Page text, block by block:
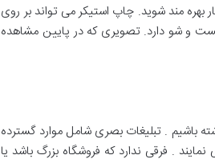
بهره مند شوید. چاپ استیکر می تواند بر روی
و شو دارد. تصویری که در پایین مشاهده
باشیم . تبلیغات بصری شامل موارد گسترده
. فرقی ندارد که فروشگاه بزرگ باشد یا